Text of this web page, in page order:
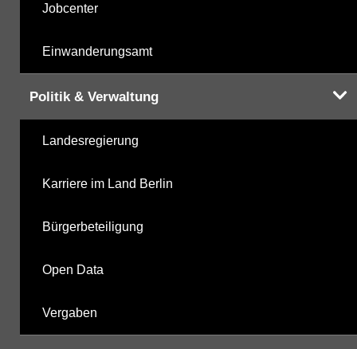
Jobcenter
Einwanderungsamt
Politik & Verwaltung
Landesregierung
Karriere im Land Berlin
Bürgerbeteiligung
Open Data
Vergaben